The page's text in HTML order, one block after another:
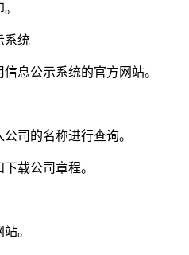
系统
息公示系统的官方网站。
司的名称进行查询。
载公司章程。
。